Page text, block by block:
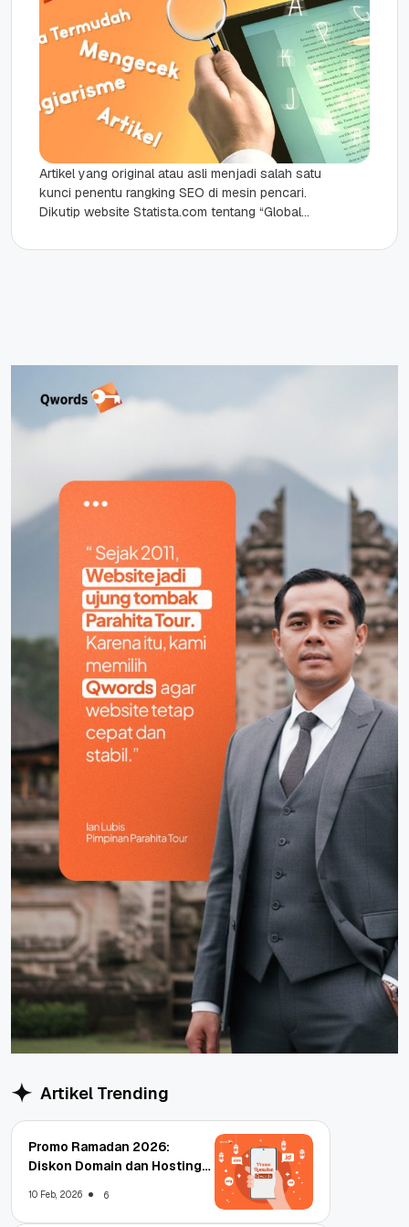
Artikel yang original atau asli menjadi salah satu
kunci penentu rangking SEO di mesin pencari.
Dikutip website Statista.com tentang “Global
Artikel Trending
Promo Ramadan 2026:
Diskon Domain dan Hosting
10 Feb, 2026 6